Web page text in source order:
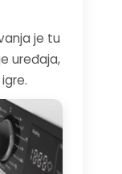
je tu
uređaja,